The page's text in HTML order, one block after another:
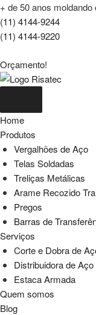
+ de 50 anos
(11) 4144-9244
(11) 4144-9220
Orçamento!
Home
Produtos
Vergalhões de Aço
Telas Soldadas
Treliças Metálicas
Arame Recozido
Pregos
Barras de
Serviços
Corte e Dobra de
Distribuidora de Aço
Estaca Armada
Quem somos
Blog